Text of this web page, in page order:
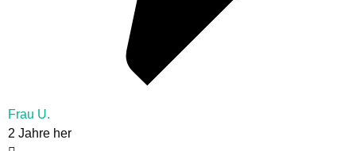
Frau U.
2 Jahre her